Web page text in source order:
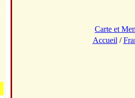
Carte et
Accueil /